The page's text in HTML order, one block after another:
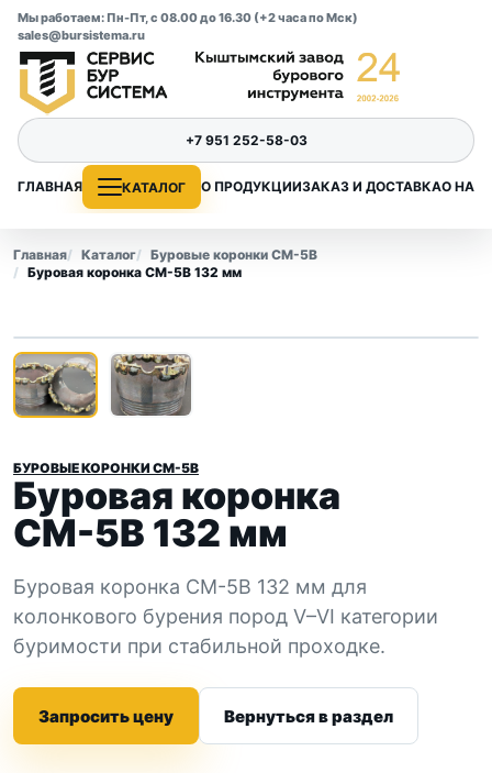
Мы работаем: Пн-Пт, с 08.00 до 16.30 (+2 часа по Мск)
sales@bursistema.ru
ГЛАВНАЯ КАТАЛОГ О ПРОДУКЦИИЗАКАЗ И ДОСТАВКАО НАС
+7 951 252-58-03
Главная Каталог
Буровые коронки СМ-5В
Буровая коронка СМ-5В 132 мм
‹ ›
БУРОВЫЕ КОРОНКИ СМ-5В
Буровая коронка
СМ-5В 132 мм
Буровая коронка СМ-5В 132 мм для
колонкового бурения пород V–VI категории
буримости при стабильной проходке.
Запросить цену Вернуться в раздел